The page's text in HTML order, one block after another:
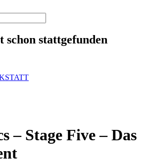
schon stattgefunden
– Stage Five – Das